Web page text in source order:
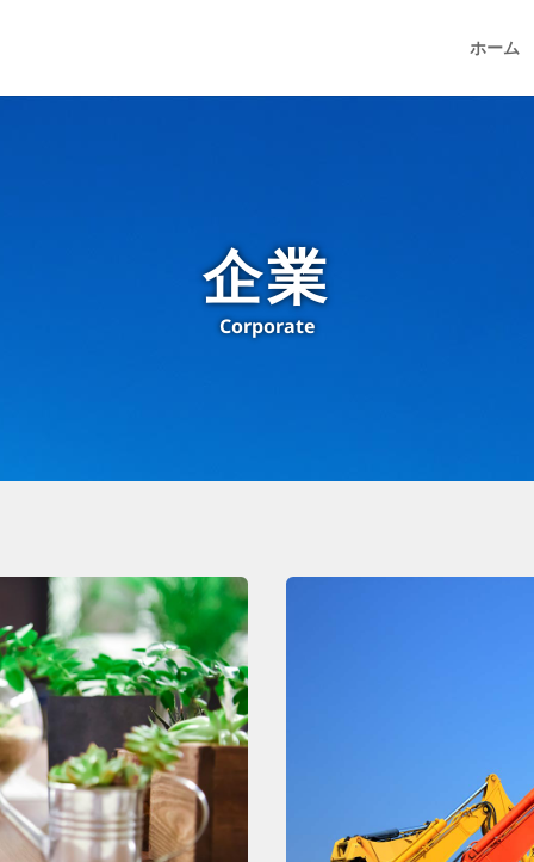
ホーム
企業
Corporate